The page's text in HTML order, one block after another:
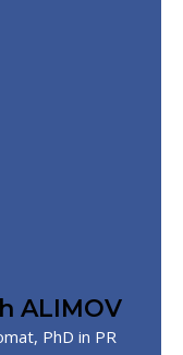
ALIMOV
PhD in PR